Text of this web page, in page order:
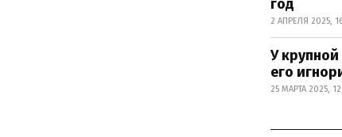
год
2 АПРЕЛЯ 2025,
У
его
25 МАРТА 2025,